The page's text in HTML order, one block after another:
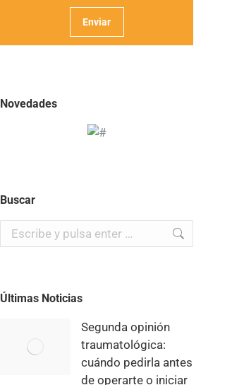
Novedades
Buscar
Buscar:
Últimas Noticias
Segunda opinión
traumatológica:
cuándo pedirla antes
de operarte o iniciar